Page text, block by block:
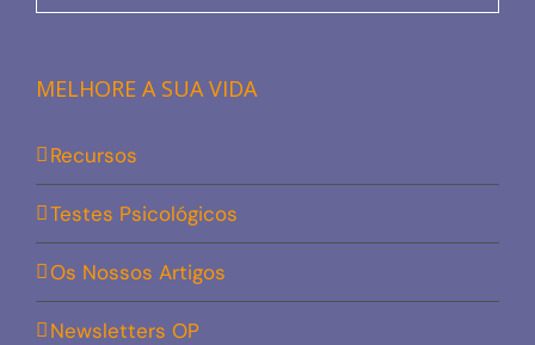
MELHORE A SUA VIDA
Recursos
Testes Psicológicos
Os Nossos Artigos
Newsletters OP